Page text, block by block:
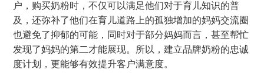
户，购买奶粉时，不仅可以满足他们对于育儿知识的普
及，还弥补了他们在育儿道路上的孤独增加的妈妈交流圈
也避免了抑郁的可能，同时对于部分妈妈而言，甚至帮忙
发现了妈妈的第二才能展现。所以，建立品牌奶粉的忠诚
度计划，更能够有效提升客户满意度。